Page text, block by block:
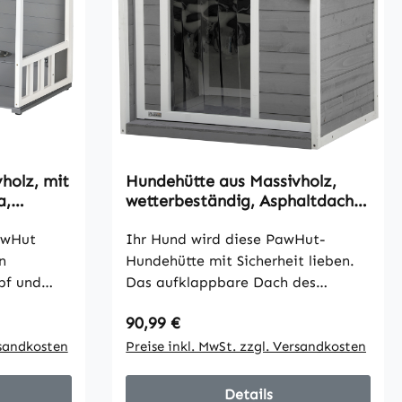
mit
und
und
dass
Hundehütte aus Massivholz,
wetterbeständig, Asphaltdach,
Weiß
Ihr Hund wird diese PawHut-
Hundehütte mit Sicherheit lieben.
Das aufklappbare Dach des
Ihren Hund zu streicheln, ihm einen
Knochen zu geben und mit ihm zu
über ein Wohnzimmer, in dem Ihr
Regulärer Preis:
90,99 €
Preise inkl. MwSt. zzgl. Versandkosten
Details